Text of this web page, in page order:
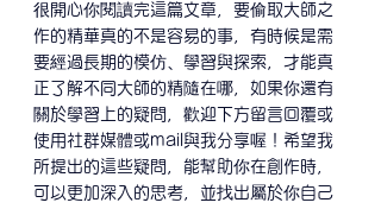
很開心你閱讀完這篇文章，要偷取大師之
作的精華真的不是容易的事，有時候是需
要經過長期的模仿、學習與探索，才能真
正了解不同大師的精隨在哪，如果你還有
關於學習上的疑問，歡迎下方留言回覆或
使用社群媒體或mail與我分享喔！希望我
所提出的這些疑問，能幫助你在創作時，
可以更加深入的思考，並找出屬於你自己